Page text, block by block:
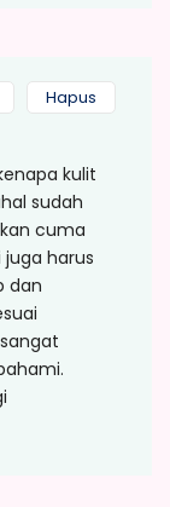
kulit
sudah
cuma
juga harus
dan
Hapus